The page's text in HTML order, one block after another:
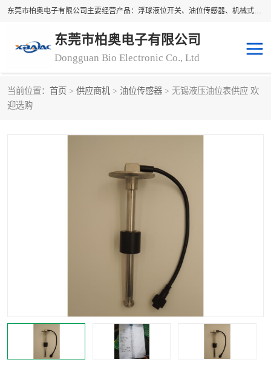
东莞市柏奥电子有限公司主要经营产品：浮球液位开关、油位传感器、机械式油表、浮球液位计、水位控制浮球阀、料位开关，水流开关、油水位控制配套仪表等。柏奥电子，您可信赖的合作伙伴
东莞市柏奥电子有限公司
Dongguan Bio Electronic Co., Ltd
当前位置： 首页 > 供应商机 > 油位传感器 > 无锡液压油位表供应 欢
迎选购
浮球液位开关
机械式油表 水流开关
油位表
浮球阀